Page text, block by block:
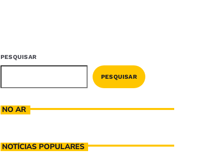
PESQUISAR
PESQUISAR
NO AR
NOTÍCIAS POPULARES